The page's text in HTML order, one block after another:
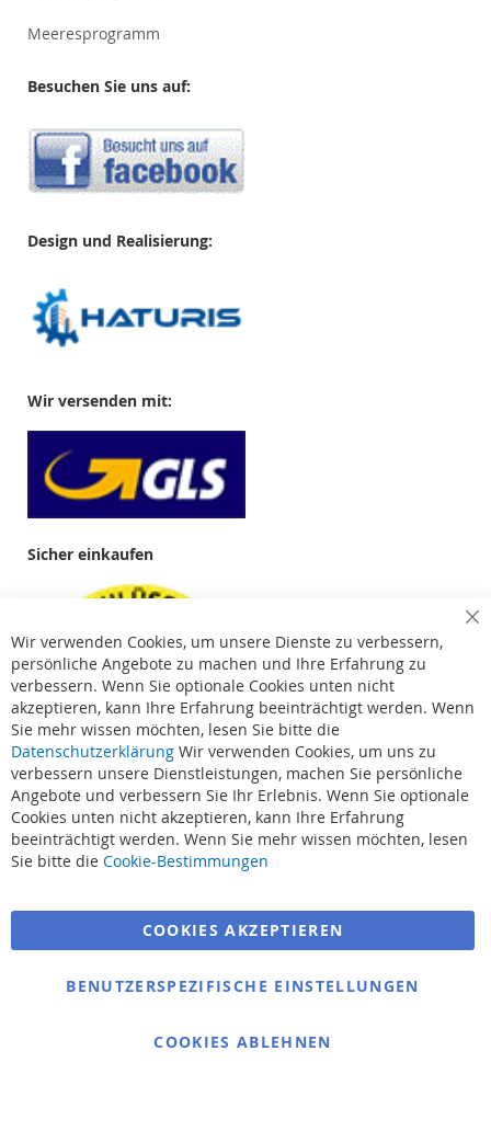
Meeresprogramm
Besuchen Sie uns auf:
Design und Realisierung:
Wir versenden mit:
Sicher einkaufen
Suchbegriffe
Bestellungen und Rücksendungen
Kontaktieren Sie uns
Cookie Einstellungen
Wir verwenden Cookies, um unsere Dienste zu verbessern,
persönliche Angebote zu machen und Ihre Erfahrung zu
verbessern. Wenn Sie optionale Cookies unten nicht
akzeptieren, kann Ihre Erfahrung beeinträchtigt werden. Wenn
Sie mehr wissen möchten, lesen Sie bitte die
Datenschutzerklärung Wir verwenden Cookies, um uns zu
verbessern unsere Dienstleistungen, machen Sie persönliche
Angebote und verbessern Sie Ihr Erlebnis. Wenn Sie optionale
Cookies unten nicht akzeptieren, kann Ihre Erfahrung
beeinträchtigt werden. Wenn Sie mehr wissen möchten, lesen
Sie bitte die Cookie-Bestimmungen
COOKIES AKZEPTIEREN
BENUTZERSPEZIFISCHE EINSTELLUNGEN
COOKIES ABLEHNEN